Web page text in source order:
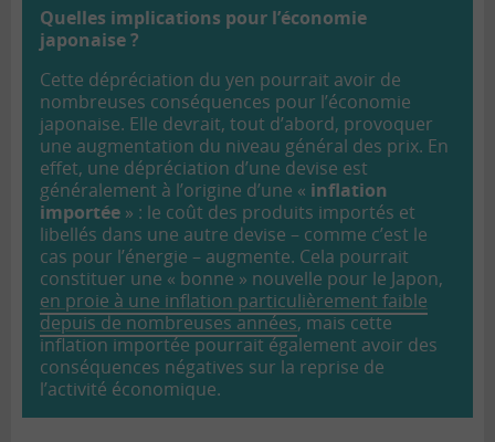
Quelles implications pour l’économie
japonaise ?
Cette dépréciation du yen pourrait avoir de
nombreuses conséquences pour l’économie
japonaise. Elle devrait, tout d’abord, provoquer
une augmentation du niveau général des prix. En
effet, une dépréciation d’une devise est
généralement à l’origine d’une « inflation
importée » : le coût des produits importés et
libellés dans une autre devise – comme c’est le
cas pour l’énergie – augmente. Cela pourrait
constituer une « bonne » nouvelle pour le Japon,
en proie à une inflation particulièrement faible
depuis de nombreuses années, mais cette
inflation importée pourrait également avoir des
conséquences négatives sur la reprise de
l’activité économique.